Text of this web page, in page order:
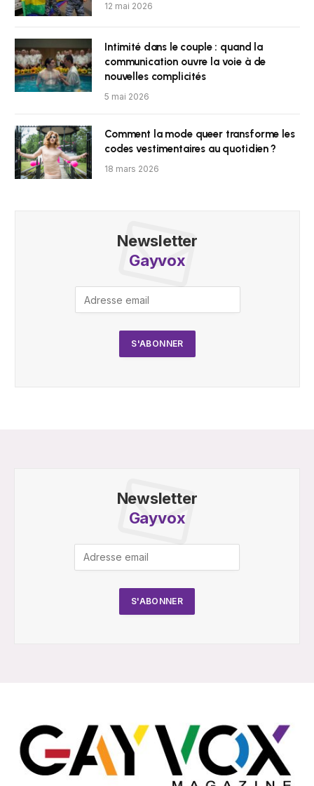
12 mai 2026
Intimité dans le couple : quand la
communication ouvre la voie à de
nouvelles complicités
5 mai 2026
Comment la mode queer transforme les
codes vestimentaires au quotidien ?
18 mars 2026
Newsletter
Gayvox
Newsletter
Gayvox